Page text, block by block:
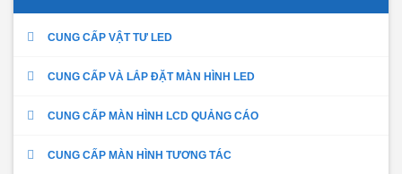
CUNG CẤP VẬT TƯ LED
CUNG CẤP VÀ LẮP ĐẶT MÀN HÌNH LED
CUNG CẤP MÀN HÌNH LCD QUẢNG CÁO
CUNG CẤP MÀN HÌNH TƯƠNG TÁC